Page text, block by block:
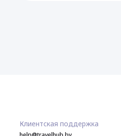
Клиентская поддержка